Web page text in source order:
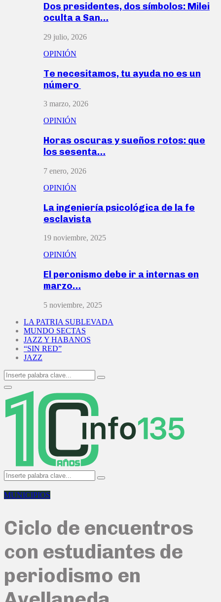
Dos presidentes, dos símbolos: Milei
oculta a San…
29 julio, 2026
OPINIÓN
Te necesitamos, tu ayuda no es un
número
3 marzo, 2026
OPINIÓN
Horas oscuras y sueños rotos: que
los sesenta…
7 enero, 2026
OPINIÓN
La ingeniería psicológica de la fe
esclavista
19 noviembre, 2025
OPINIÓN
El peronismo debe ir a internas en
marzo…
5 noviembre, 2025
LA PATRIA SUBLEVADA
MUNDO SECTAS
JAZZ Y HABANOS
“SIN RED”
JAZZ
Search
for:
Search
Primary
Menu
Search
for:
Search
MUNICIPIOS
Ciclo de encuentros
con estudiantes de
periodismo en